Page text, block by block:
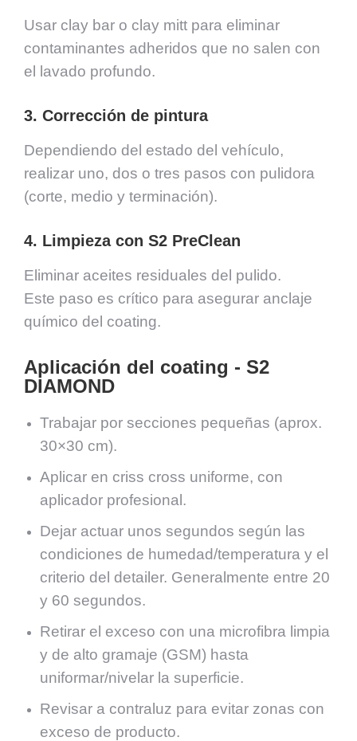
Usar clay bar o clay mitt para eliminar
contaminantes adheridos que no salen con
el lavado profundo.
3. Corrección de pintura
Dependiendo del estado del vehículo,
realizar uno, dos o tres pasos con pulidora
(corte, medio y terminación).
4. Limpieza con S2 PreClean
Eliminar aceites residuales del pulido.
Este paso es crítico para asegurar anclaje
químico del coating.
Aplicación del coating - S2
DIAMOND
Trabajar por secciones pequeñas (aprox.
30×30 cm).
Aplicar en criss cross uniforme, con
aplicador profesional.
Dejar actuar unos segundos según las
condiciones de humedad/temperatura y el
criterio del detailer. Generalmente entre 20
y 60 segundos.
Retirar el exceso con una microfibra limpia
y de alto gramaje (GSM) hasta
uniformar/nivelar la superficie.
Revisar a contraluz para evitar zonas con
exceso de producto.